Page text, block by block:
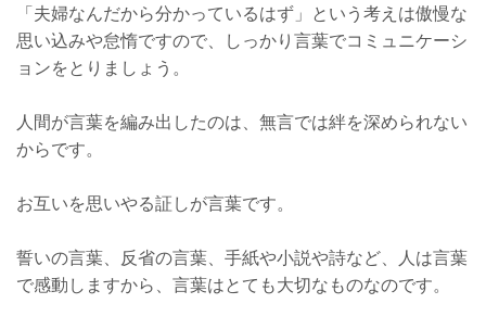
「夫婦なんだから分かっているはず」という考えは傲慢な
思い込みや怠惰ですので、しっかり言葉でコミュニケーシ
ョンをとりましょう。
人間が言葉を編み出したのは、無言では絆を深められない
からです。
お互いを思いやる証しが言葉です。
誓いの言葉、反省の言葉、手紙や小説や詩など、人は言葉
で感動しますから、言葉はとても大切なものなのです。